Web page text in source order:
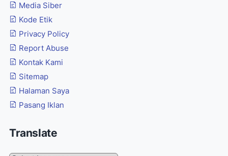
Media Siber
Kode Etik
Privacy Policy
Report Abuse
Kontak Kami
Sitemap
Halaman Saya
Pasang Iklan
Translate